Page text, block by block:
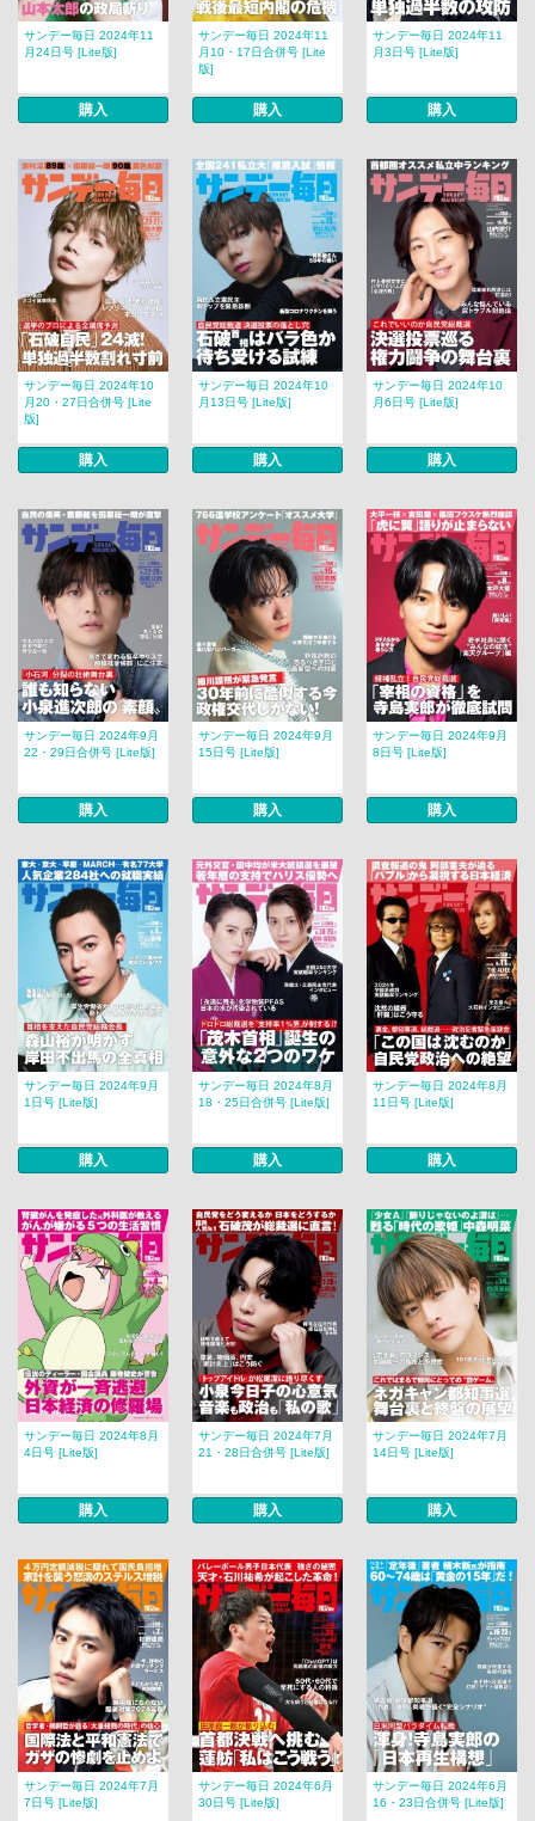
サンデー毎日 2024年11
月24日号 [Lite版]
購入
サンデー毎日 2024年11
月10・17日合併号 [Lite
版]
購入
サンデー毎日 2024年11
月3日号 [Lite版]
購入
サンデー毎日 2024年10
月20・27日合併号 [Lite
版]
購入
サンデー毎日 2024年10
月13日号 [Lite版]
購入
サンデー毎日 2024年10
月6日号 [Lite版]
購入
サンデー毎日 2024年9月
22・29日合併号 [Lite版]
購入
サンデー毎日 2024年9月
15日号 [Lite版]
購入
サンデー毎日 2024年9月
8日号 [Lite版]
購入
サンデー毎日 2024年9月
1日号 [Lite版]
購入
サンデー毎日 2024年8月
18・25日合併号 [Lite版]
購入
サンデー毎日 2024年8月
11日号 [Lite版]
購入
サンデー毎日 2024年8月
4日号 [Lite版]
購入
サンデー毎日 2024年7月
21・28日合併号 [Lite版]
購入
サンデー毎日 2024年7月
14日号 [Lite版]
購入
サンデー毎日 2024年7月
7日号 [Lite版]
サンデー毎日 2024年6月
30日号 [Lite版]
サンデー毎日 2024年6月
16・23日合併号 [Lite版]